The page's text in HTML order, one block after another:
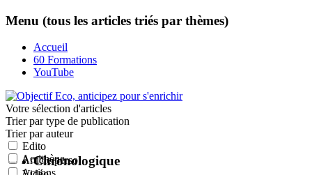
Menu (tous les articles triés par thèmes)
Accueil
60 Formations
YouTube
Votre sélection d'articles
Trier par type de publication
Edito
Article perso
Trier par auteur
Acrithène
Chronologique